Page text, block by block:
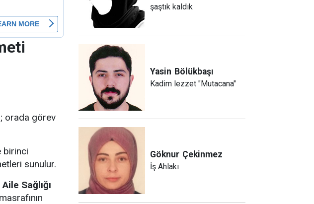
orada görev
birinci
sunulur.
Aile Sağlığı
şaştık kaldık
Yasin Bölükbaşı
Kadim lezzet "Mutacana"
Göknur Çekinmez
İş Ahlakı